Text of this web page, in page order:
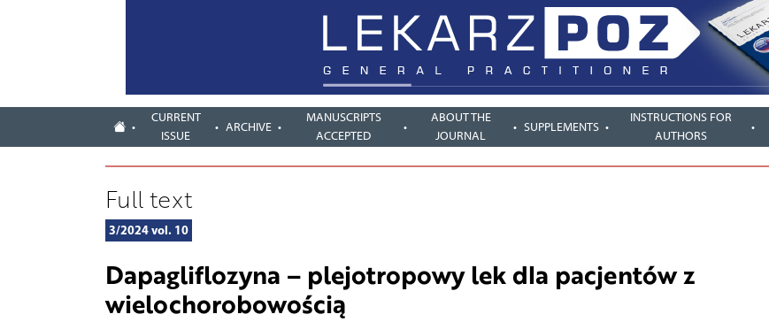
CURRENT
ISSUE
ARCHIVE
MANUSCRIPTS
ACCEPTED
ABOUT THE
JOURNAL
SUPPLEMENTS
INSTRUCTIONS FOR
AUTHORS
Full text
3/2024 vol. 10
Dapagliflozyna – plejotropowy lek dla pacjentów z
wielochorobowością